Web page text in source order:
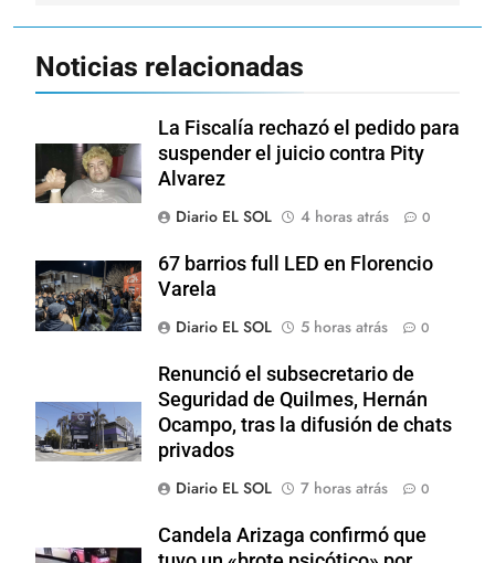
Noticias relacionadas
La Fiscalía rechazó el pedido para
suspender el juicio contra Pity
Alvarez
Diario EL SOL
4 horas atrás 0
67 barrios full LED en Florencio
Varela
Diario EL SOL
5 horas atrás 0
Renunció el subsecretario de
Seguridad de Quilmes, Hernán
Ocampo, tras la difusión de chats
privados
Diario EL SOL
7 horas atrás 0
Candela Arizaga confirmó que